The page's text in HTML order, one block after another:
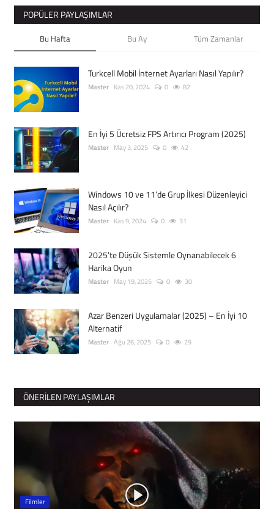
POPÜLER PAYLAŞIMLAR
Bu Hafta Bu Ay Tüm Zamanlar
Turkcell Mobil İnternet Ayarları Nasıl Yapılır?
Master Kas 20, 2024 0 82
En İyi 5 Ücretsiz FPS Artırıcı Program (2025)
Master May 3, 2025 0 42
Windows 10 ve 11’de Grup İlkesi Düzenleyici
Nasıl Açılır?
Master Kas 9, 2024 0 31
2025’te Düşük Sistemle Oynanabilecek 6
Harika Oyun
Master May 19, 2025 0 30
Azar Benzeri Uygulamalar (2025) – En İyi 10
Alternatif
Master Ağu 26, 2025 0 29
ÖNERILEN PAYLAŞIMLAR
Filmler